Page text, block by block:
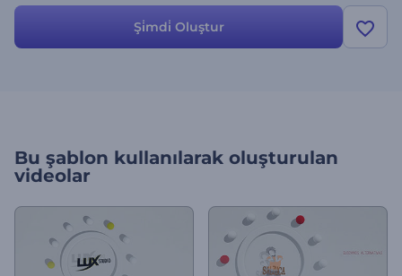
Şi̇mdi̇ Oluştur
Bu şablon kullanılarak oluşturulan
videolar